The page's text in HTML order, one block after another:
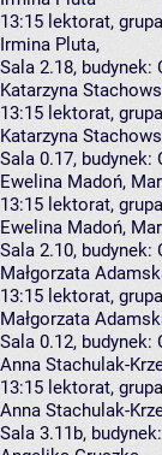
13:15 lektorat,
Irmina Pluta,
Sala 2.18, budynek:
Katarzyna
13:15 lektorat,
Katarzyna
Sala 0.17, budynek:
Ewelina Madoń,
13:15 lektorat,
Ewelina Madoń,
Sala 2.10, budynek:
Małgorzata
13:15 lektorat,
Małgorzata
Sala 0.12, budynek:
Anna Stachulak-
13:15 lektorat,
Anna Stachulak-
Sala 3.11b, budynek: